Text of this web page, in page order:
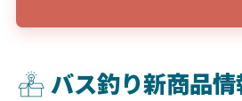
バス釣り新商品